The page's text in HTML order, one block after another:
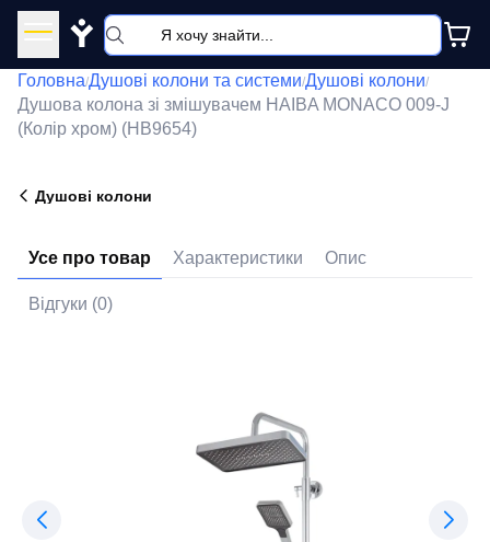
Y
Головна/Душові колони та системи/Душові колони/
Душова колона зі змішувачем HAIBA MONACO 009-J
(Колір хром) (HB9654)
Душові колони
Усе про товар Характеристики Опис
Відгуки (0)